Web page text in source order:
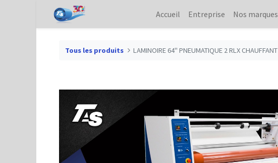
Accueil Entreprise Nos marques
Tous les produits LAMINOIRE 64" PNEUMATIQUE 2 RLX CHAUFFANT